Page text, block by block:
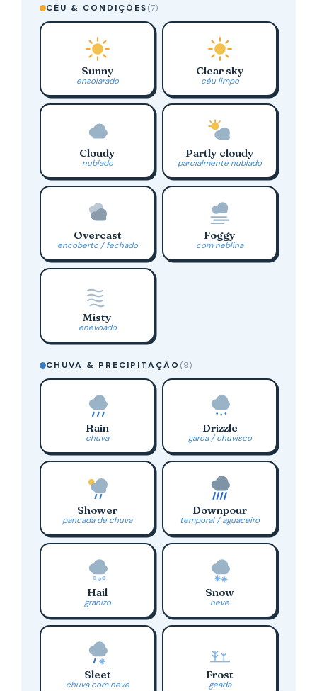
CÉU & CONDIÇÕES(7)
Sunny
ensolarado
Clear sky
céu limpo
Cloudy
nublado
Partly cloudy
parcialmente nublado
Overcast
encoberto / fechado
Foggy
com neblina
Misty
enevoado
CHUVA & PRECIPITAÇÃO (9)
Rain
chuva
Drizzle
garoa / chuvisco
Shower
pancada de chuva
Downpour
temporal / aguaceiro
Hail
granizo
Snow
neve
Sleet
chuva com neve
Frost
geada